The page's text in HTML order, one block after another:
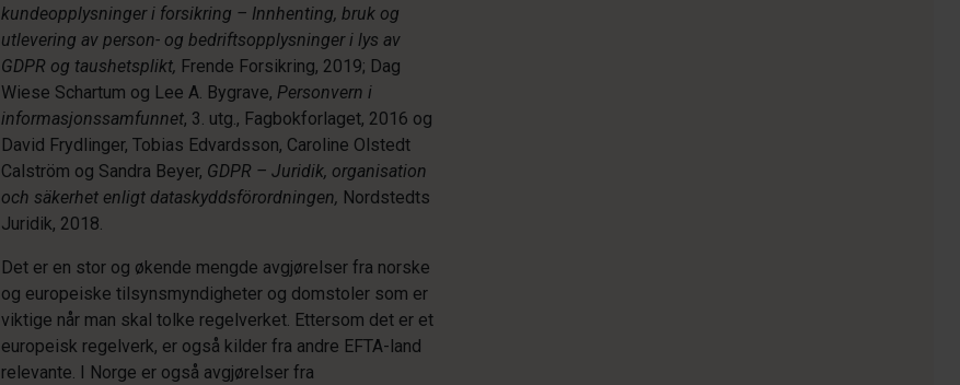
kundeopplysninger i forsikring – Innhenting, bruk og
utlevering av person- og bedriftsopplysninger i lys av
GDPR og taushetsplikt, Frende Forsikring, 2019; Dag
Wiese Schartum og Lee A. Bygrave, Personvern i
informasjonssamfunnet, 3. utg., Fagbokforlaget, 2016 og
David Frydlinger, Tobias Edvardsson, Caroline Olstedt
Calström og Sandra Beyer, GDPR – Juridik, organisation
och säkerhet enligt dataskyddsförordningen, Nordstedts
Juridik, 2018.
Det er en stor og økende mengde avgjørelser fra norske
og europeiske tilsynsmyndigheter og domstoler som er
viktige når man skal tolke regelverket. Ettersom det er et
europeisk regelverk, er også kilder fra andre EFTA-land
relevante. I Norge er også avgjørelser fra